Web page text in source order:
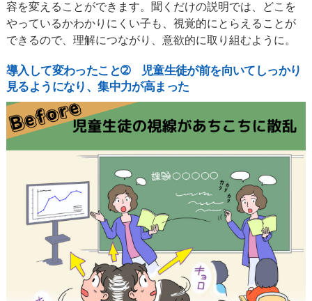
容を変えることができます。聞くだけの説明では、どこを
やっているかわかりにくい子も、視覚的にとらえることが
できるので、理解につながり、意欲的に取り組むように。
導入して変わったこと➁ 児童生徒が前を向いてしっかり
見るようになり、集中力が高まった